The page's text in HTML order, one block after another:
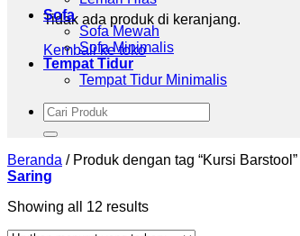
Tidak ada produk di keranjang.
Kembali ke toko
Sofa
Sofa Mewah
Sofa Minimalis
Tempat Tidur
Tempat Tidur Minimalis
Pencarian
untuk:
Beranda /Produk dengan tag “Kursi Barstool”
Saring
Showing all 12 results